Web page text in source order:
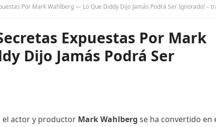
Por Mark Wahlberg — Lo Que Diddy Dijo Jamás Podrá Ser Ignorado! –
Expuestas Por Mark
Dijo Jamás Podrá Ser
el actor y productor Mark Wahlberg se ha convertido en